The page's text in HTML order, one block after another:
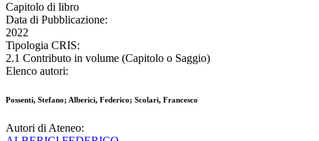
Capitolo di libro
Data di Pubblicazione:
2022
Tipologia CRIS:
2.1 Contributo in volume (Capitolo o Saggio)
Elenco autori:
Possenti, Stefano; Alberici, Federico; Scolari, Francesco
Autori di Ateneo: